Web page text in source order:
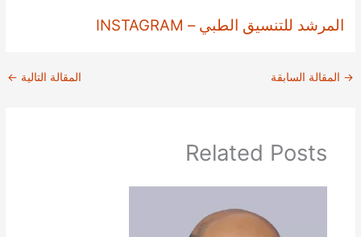
المرشد للتنسيق الطبي – INSTAGRAM
→ المقالة السابقة المقالة التالية ←
Related Posts